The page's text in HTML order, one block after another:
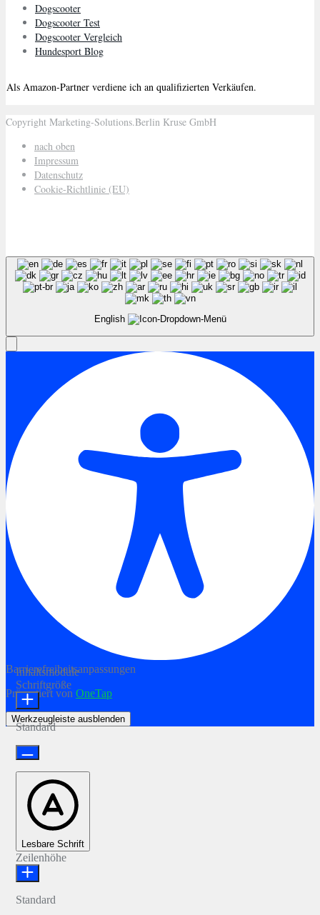
Dogscooter
Dogscooter Test
Dogscooter Vergleich
Hundesport Blog
Als Amazon-Partner verdiene ich an qualifizierten Verkäufen.
Copyright Marketing-Solutions.Berlin Kruse GmbH
nach oben
Impressum
Datenschutz
Cookie-Richtlinie (EU)
English
Barrierefreiheitsanpassungen
Präsentiert von OneTap
Werkzeugleiste ausblenden
Inhaltsmodule
Schriftgröße
Standard
Lesbare Schrift
Zeilenhöhe
Standard